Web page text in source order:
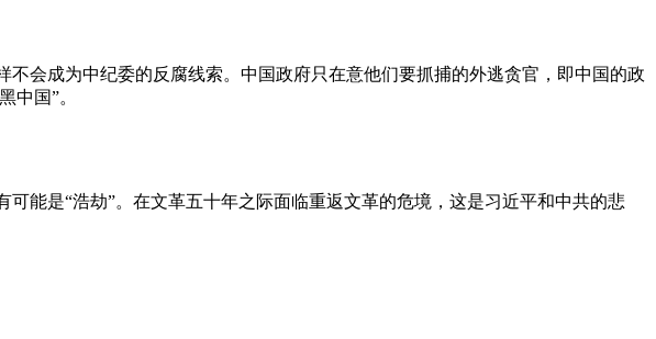
会成为中纪委的反腐线索。中国政府只在意他们要抓捕的外逃贪官，即中国的政
中国”。
能是“浩劫”。在文革五十年之际面临重返文革的危境，这是习近平和中共的悲